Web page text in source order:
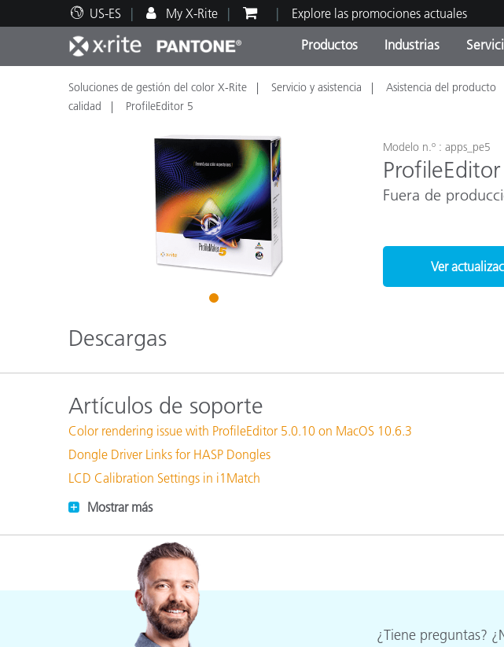
US-ES My X-Rite Explore las promociones actuales
Productos
Principales productos Categorías de Producto
Industrias
Impresión y Empaques
Automotriz
Plásticos
Pinturas y Recubrimientos
Soporte técnico Servicio y mantenimiento
Recursos educativos Adiestramiento
Soluciones de gestión del color X-Rite Servicio y asistencia Asistencia del producto
calidad
ProfileEditor 5
1
Modelo n.º : apps_pe5
Fuera de
Ver
Descargas
Artículos de soporte
Color rendering issue with ProfileEditor 5.0.10 on MacOS 10.6.3
Dongle Driver Links for HASP Dongles
LCD Calibration Settings in i1Match
Mostrar más
¿Tiene preguntas?